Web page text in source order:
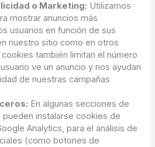
o Marketing: Utilizamos
mostrar anuncios más
usuarios en función de sus
nuestro sitio como en otros
también limitan el número
ve un anuncio y nos ayudan
de nuestras campañas
En algunas secciones de
instalarse cookies de
Analytics, para el análisis de
(como botones de